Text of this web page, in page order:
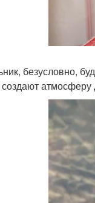
безусловно,
атмосферу